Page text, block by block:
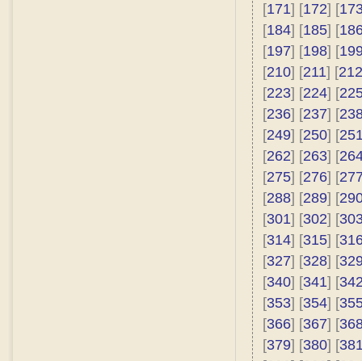
[171] [172] [
[184] [185] [
[197] [198] [
[210] [211] [212
[223] [224] [
[236] [237] [
[249] [250] [
[262] [263] [
[275] [276] [
[288] [289] [
[301] [302] [
[314] [315] [
[327] [328] [
[340] [341] [
[353] [354] [
[366] [367] [
[379] [380] [